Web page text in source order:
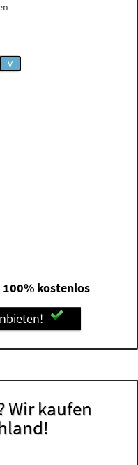
V
kostenlos
Wir kaufen